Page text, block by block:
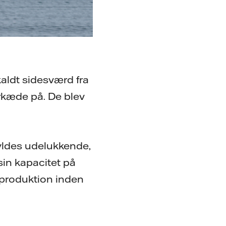
sidesværd fra
på. De blev
udelukkende,
kapacitet på
inden